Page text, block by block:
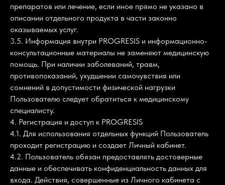
препаратов или лечение, если иное прямо не указано в
описании отдельного продукта в части законно
оказываемых услуг.
3.5. Информация внутри PROGRESIS и информационно-
консультационные материалы не заменяют медицинскую
помощь. При наличии заболеваний, травм,
противопоказаний, ухудшении самочувствия или
сомнений в допустимости физической нагрузки
Пользователю следует обратиться к медицинскому
специалисту.
4. Регистрация и доступ к PROGRESIS
4.1. Для использования отдельных функций Пользователь
проходит регистрацию и создает Личный кабинет.
4.2. Пользователь обязан предоставлять достоверные
данные и обеспечивать конфиденциальность данных для
входа. Действия, совершенные из Личного кабинета с